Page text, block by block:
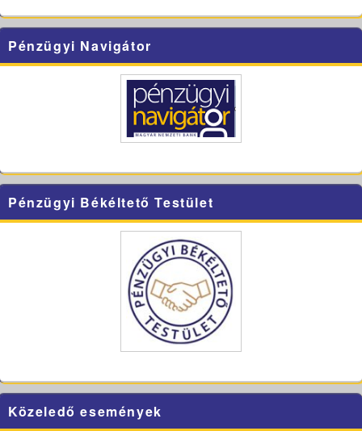
Pénzügyi Navigátor
Pénzügyi Békéltető Testület
Közeledő események